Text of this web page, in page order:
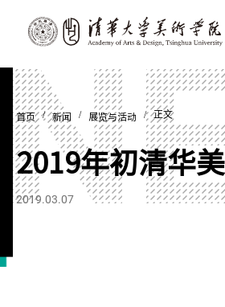
首页/新闻 / 展览与活动 / 正文
2019年初清华
2019.03.07